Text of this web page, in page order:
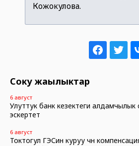
Кожокулова.
Соңку жаңылыктар
6 август
Улуттук банк кезектеги алдамчылык
эскертет
6 август
Токтогул ГЭСин куруу үчүн